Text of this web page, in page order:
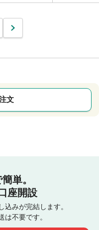
文
単。
座開設
みが完結します。
は不要です。